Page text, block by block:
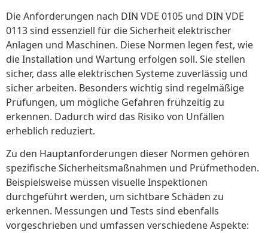
Die Anforderungen nach DIN VDE 0105 und DIN VDE
0113 sind essenziell für die Sicherheit elektrischer
Anlagen und Maschinen. Diese Normen legen fest, wie
die Installation und Wartung erfolgen soll. Sie stellen
sicher, dass alle elektrischen Systeme zuverlässig und
sicher arbeiten. Besonders wichtig sind regelmäßige
Prüfungen, um mögliche Gefahren frühzeitig zu
erkennen. Dadurch wird das Risiko von Unfällen
erheblich reduziert.
Zu den Hauptanforderungen dieser Normen gehören
spezifische Sicherheitsmaßnahmen und Prüfmethoden.
Beispielsweise müssen visuelle Inspektionen
durchgeführt werden, um sichtbare Schäden zu
erkennen. Messungen und Tests sind ebenfalls
vorgeschrieben und umfassen verschiedene Aspekte: